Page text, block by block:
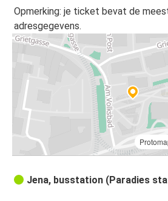
Jena
Jena
Arnhem
Antwerpen
Antwerpen
Opmerking: je ticket bevat de
adresgegevens.
Jena, busstation (Paradies